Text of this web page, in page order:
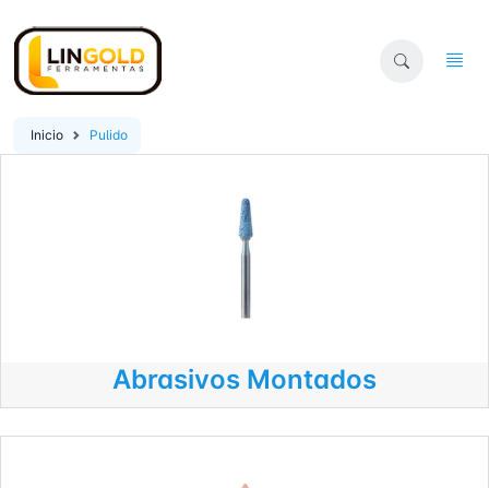
Inicio Pulido
Abrasivos Montados